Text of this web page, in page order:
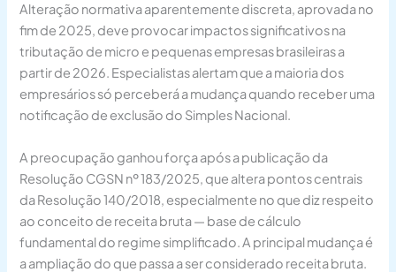
Alteração normativa aparentemente discreta, aprovada no
fim de 2025, deve provocar impactos significativos na
tributação de micro e pequenas empresas brasileiras a
partir de 2026. Especialistas alertam que a maioria dos
empresários só perceberá a mudança quando receber uma
notificação de exclusão do Simples Nacional.
A preocupação ganhou força após a publicação da
Resolução CGSN nº 183/2025, que altera pontos centrais
da Resolução 140/2018, especialmente no que diz respeito
ao conceito de receita bruta — base de cálculo
fundamental do regime simplificado. A principal mudança é
a ampliação do que passa a ser considerado receita bruta.